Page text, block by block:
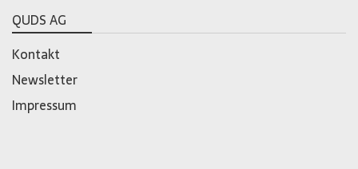
QUDS AG
Kontakt
Newsletter
Impressum